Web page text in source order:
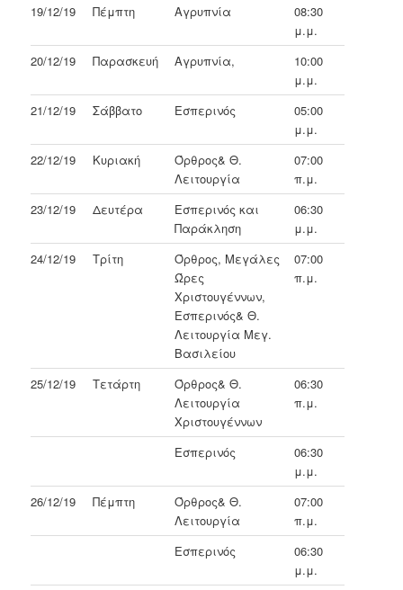
19/12/19
Πέμπτη Αγρυπνία
08:30
μ.μ.
20/12/19
Παρασκευή Αγρυπνία,
10:00
μ.μ.
21/12/19
Σάββατο Εσπερινός
05:00
μ.μ.
22/12/19
Κυριακή
Όρθρος& Θ.
Λειτουργία
07:00
π.μ.
23/12/19
Δευτέρα
Εσπερινός και
Παράκληση
06:30
μ.μ.
24/12/19
Τρίτη
Όρθρος, Μεγάλες
Ώρες
Χριστουγέννων,
Εσπερινός& Θ.
Λειτουργία Μεγ.
Βασιλείου
07:00
π.μ.
25/12/19 Τετάρτη
Όρθρος& Θ.
Λειτουργία
Χριστουγέννων
06:30
π.μ.
Εσπερινός
06:30
μ.μ.
26/12/19
Πέμπτη
Όρθρος& Θ.
Λειτουργία
07:00
π.μ.
Εσπερινός
06:30
μ.μ.